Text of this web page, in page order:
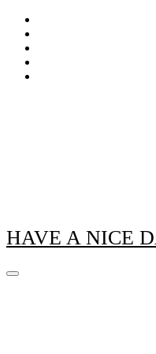
Zum
Inhalt
springen
HAVE A NICE